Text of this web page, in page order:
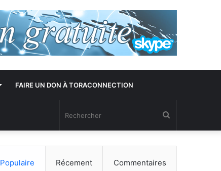
FAIRE UN DON À TORACONNECTION
Populaire Récement Commentaires